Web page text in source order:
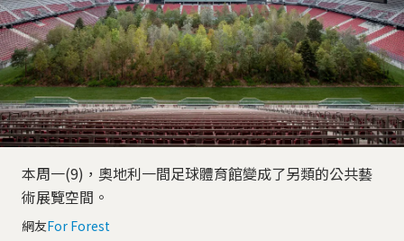
本周一(9)，奧地利一間足球體育館變成了另類的公共藝
術展覽空間。
網友For Forest